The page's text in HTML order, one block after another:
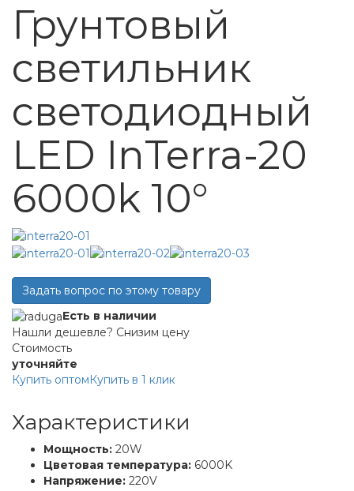
Грунтовый
светильник
светодиодный
LED InTerra-20
6000k 10°
Задать вопрос по этому товару
Есть в наличии
Нашли дешевле? Снизим цену
Стоимость
уточняйте
Купить оптомКупить в 1 клик
Характеристики
Мощность: 20W
Цветовая температура: 6000K
Напряжение: 220V